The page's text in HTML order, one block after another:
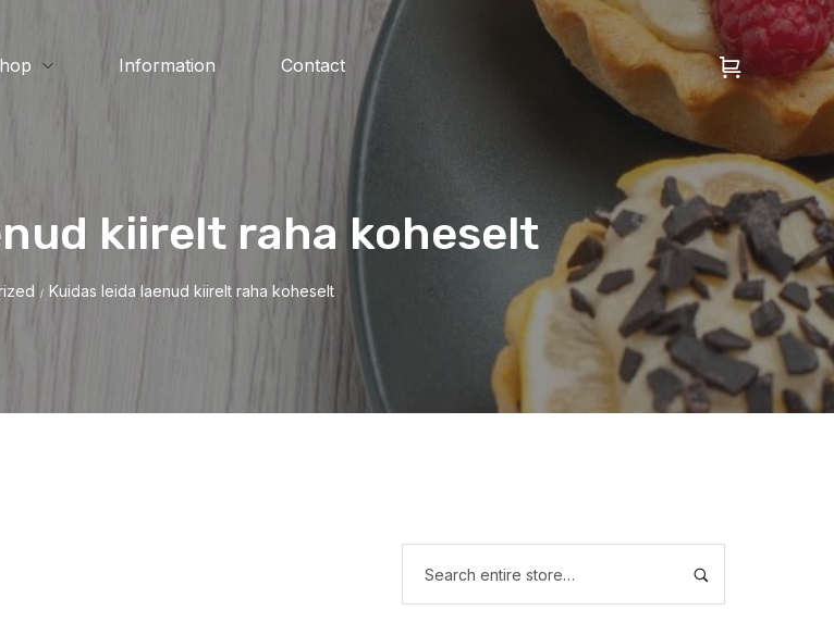
Information Contact
kiirelt raha koheselt
/ Kuidas leida laenud kiirelt raha koheselt